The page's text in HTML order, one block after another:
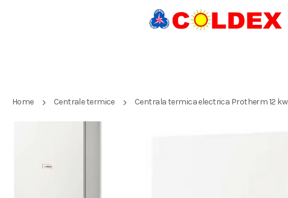
Home Centrale termice Centrala termica electrica Protherm 12 kw